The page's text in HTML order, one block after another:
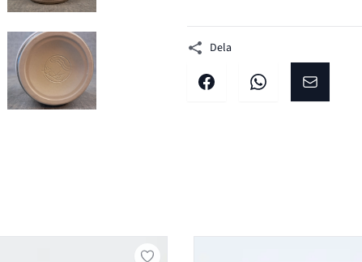
2 DELAR, KERAMIK.
BENTHAM RADLEY. 2 DELAR, KERAMIK.
BILD 12 AV PATRICK BENTHAM RADLEY. 2 DELAR, KERAMIK.
Dela
Dela på facebookDela på WhatsApp
Dela på E-